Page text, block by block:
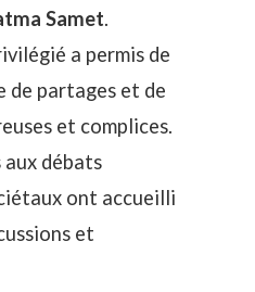
Samet.
a permis de
de partages et de
et complices.
aux débats
ont accueilli
et